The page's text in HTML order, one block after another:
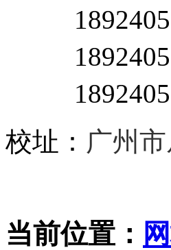
校址： 广州
当前位置：